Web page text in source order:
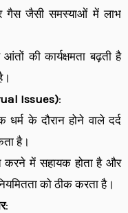
जैसी समस्याओं में लाभ
की कार्यक्षमता बढ़ती है
Issues):
धर्म के दौरान होने वाले दर्द
है।
में सहायक होता है और
को ठीक करता है।
: